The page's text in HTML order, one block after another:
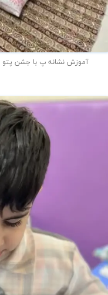
آموزش نشانه پ با جشن پتو